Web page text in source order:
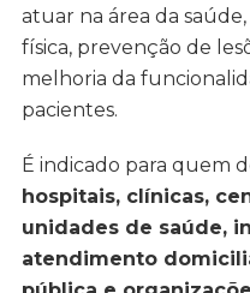
atuar na área da
física, prevenção de
melhoria da
pacientes.
É indicado para quem
hospitais, clínicas,
unidades de saúde,
atendimento